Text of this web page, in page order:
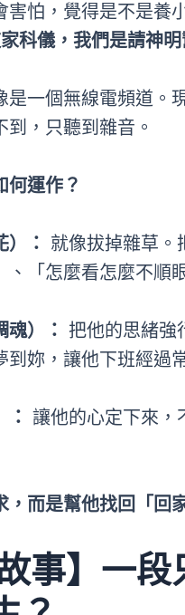
怕，覺得是不是養
科儀，我們是請神
是一個無線電頻道。
，只聽到雜音。
何運作？
： 就像拔掉雜草。
、「怎麼看怎麼不順
）： 把他的思緒強
妳，讓他下班經過
讓他的心定下來，
而是幫他找回「回
事】一段